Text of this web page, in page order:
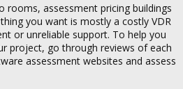
rooms, assessment pricing buildings
you want is mostly a costly VDR
or unreliable support. To help you
project, go through reviews of each
assessment websites and assess